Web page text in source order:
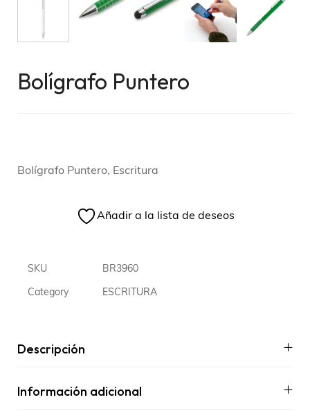
Bolígrafo Puntero
Bolígrafo Puntero, Escritura
Añadir a la lista de deseos
SKU BR3960
Category ESCRITURA
Descripción
Información adicional